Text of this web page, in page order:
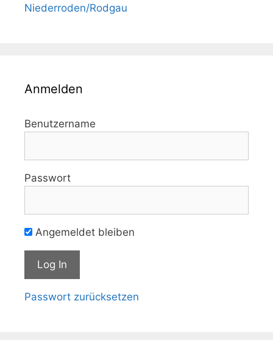
Niederroden/Rodgau
Anmelden
Benutzername
Passwort
Angemeldet bleiben
Passwort zurücksetzen